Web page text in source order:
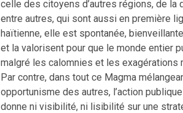
celle des citoyens d’autres régions, de
entre autres, qui sont aussi en première
haïtienne, elle est spontanée,
et la valorisent pour que le monde entier
malgré les calomnies et les exagérations
Par contre, dans tout ce Magma
opportunisme des autres, l’action
donne ni visibilité, ni lisibilité sur une